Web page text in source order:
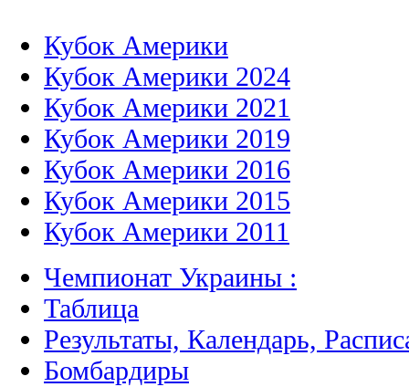
Кубок Америки
Кубок Америки 2024
Кубок Америки 2021
Кубок Америки 2019
Кубок Америки 2016
Кубок Америки 2015
Кубок Америки 2011
Чемпионат Украины :
Таблица
Результаты, Календарь,
Бомбардиры